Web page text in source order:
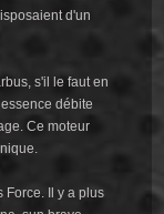
d'un
s'il le faut en
débite
Ce moteur
Force. Il y a plus